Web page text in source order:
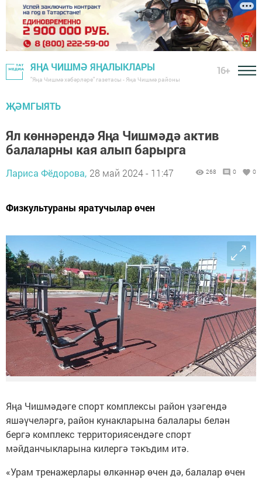
ЯҢА ЧИШМӘ ЯҢАЛЫКЛАРЫ
"Яңа Чишмә хәбәрләре" газетасы - Яңа Чишмә районы
16+
ҖӘМГЫЯТЬ
Ял көннәрендә Яңа Чишмәдә актив
балаларны кая алып барырга
Лариса Фёдорова, 28 май 2024 - 11:47 268 0 0
Физкультураны яратучылар өчен
Яңа Чишмәдәге спорт комплексы район үзәгендә
яшәүчеләргә, район кунакларына балалары белән
бергә комплекс территориясендәге спорт
мәйданчыкларына килергә тәкъдим итә.
«Урам тренажерлары өлкәннәр өчен дә, балалар өчен